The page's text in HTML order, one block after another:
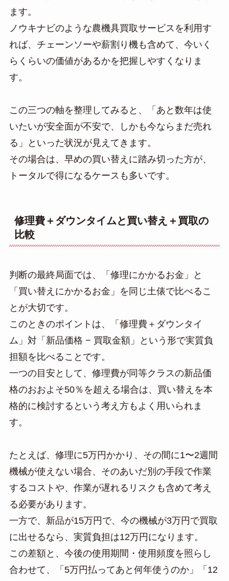
ます。
ノウキナビのような農機具買取サービスを利用す
れば、チェーンソーや薪割り機も含めて、今いく
らくらいの価値があるかを把握しやすくなりま
す。
この三つの軸を整理してみると、「あと数年は使
いたいが安全面が不安で、しかも今ならまだ売れ
る」といった状況が見えてきます。
その場合は、早めの買い替えに踏み切った方が、
トータルで得になるケースも多いです。
修理費＋ダウンタイムと買い替え＋買取の
比較
判断の最終局面では、「修理にかかるお金」と
「買い替えにかかるお金」を同じ土俵で比べるこ
とが大切です。
このときのポイントは、「修理費＋ダウンタイ
ム」対「新品価格 − 買取金額」という形で実質負
担額を比べることです。
一つの目安として、修理費が同等クラスの新品価
格のおおよそ50％を超える場合は、買い替えを本
格的に検討するという考え方もよく用いられま
す。
たとえば、修理に5万円かかり、その間に1〜2週間
機械が使えない場合、そのあいだ別の手段で作業
するコストや、作業が遅れるリスクも含めて考え
る必要があります。
一方で、新品が15万円で、今の機械が3万円で買取
に出せるなら、実質負担は12万円になります。
この差額と、今後の使用期間・使用頻度を照らし
合わせて、「5万円払ってあと何年使うのか」「12